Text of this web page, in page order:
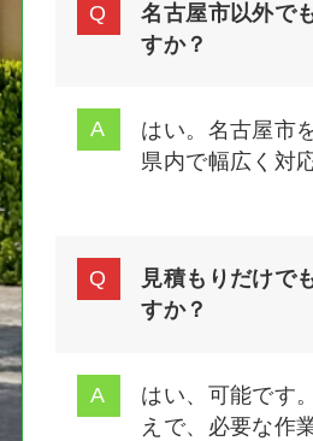
名古屋市以外で
すか？
はい。名古屋市
県内で幅広く対
見積もりだけで
すか？
はい、可能です
えで、必要な作